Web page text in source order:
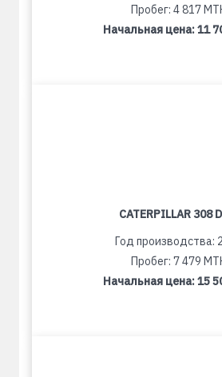
Пробег: 4 817
Начальная цена:11
CATERPILLAR 308
Год производства:
Пробег: 7 479
Начальная цена:15